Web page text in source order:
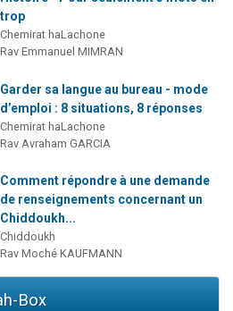
trop
Chemirat haLachone
Rav Emmanuel MIMRAN
Garder sa langue au bureau - mode
d’emploi : 8 situations, 8 réponses
Chemirat haLachone
Rav Avraham GARCIA
Comment répondre à une demande
de renseignements concernant un
Chiddoukh...
Chiddoukh
Rav Moché KAUFMANN
Box